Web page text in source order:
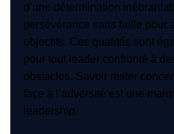
d’une détermination
persévérance sans faille pour
objectifs. Ces qualités sont
pour tout leader confronté à
obstacles. Savoir rester
face à l’adversité est une
leadership.